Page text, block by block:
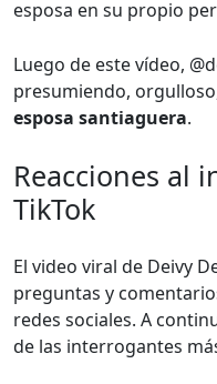
esposa en su propio
Luego de este vídeo,
presumiendo,
esposa santiaguera.
Reacciones al
TikTok
El video viral de Deivy
preguntas y
redes sociales. A
de las interrogantes